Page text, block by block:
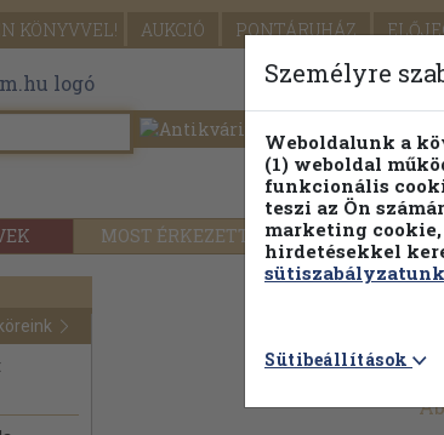
KÖNYVVEL! AUKCIÓ PONTÁRUHÁZ
MOST ÉRKEZETT
Személyre
Weboldalunk a
(1) weboldal
funkcionális
teszi az Ön
marketing
hirdetésekkel
Sütibeállítások